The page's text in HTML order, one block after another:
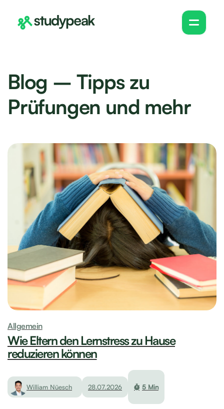
Blog – Tipps zu
Prüfungen und mehr
Allgemein
Wie Eltern den Lernstress zu Hause
reduzieren können
William Nüesch 28.07.2026 5 Min